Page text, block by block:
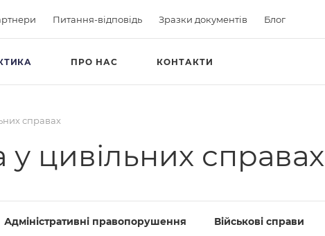
Питання-відповідь Зразки документів Блог
ПРО НАС КОНТАКТИ
справах
цивільних справах
Адміністративні правопорушення Військові справи